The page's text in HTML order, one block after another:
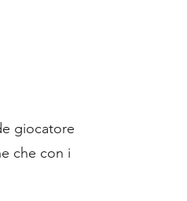
giocatore
che con i